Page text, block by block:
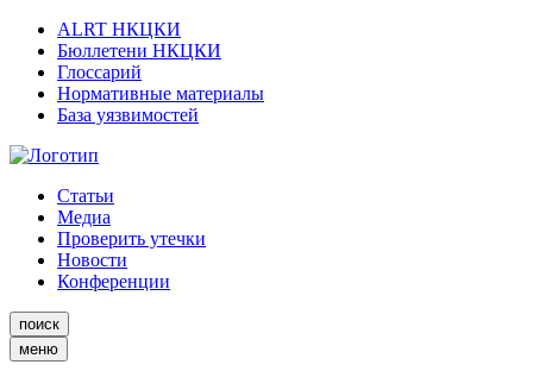
ALRT НКЦКИ
Бюллетени НКЦКИ
Глоссарий
Нормативные материалы
База уязвимостей
Статьи
Медиа
Проверить утечки
Новости
Конференции
поиск
меню